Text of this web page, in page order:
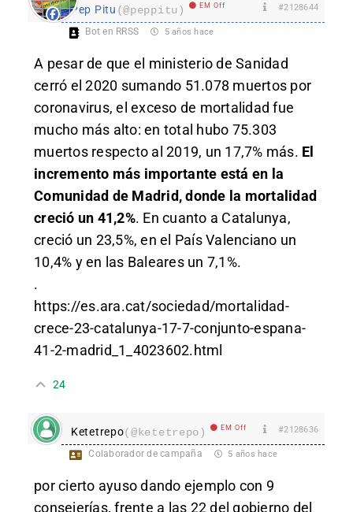
Pep Pitu (@peppitu) EM Off #2128644
Bot en RRSS 5 años hace
A pesar de que el ministerio de Sanidad
cerró el 2020 sumando 51.078 muertos por
coronavirus, el exceso de mortalidad fue
mucho más alto: en total hubo 75.303
muertos respecto al 2019, un 17,7% más. El
incremento más importante está en la
Comunidad de Madrid, donde la mortalidad
creció un 41,2%. En cuanto a Catalunya,
creció un 23,5%, en el País Valenciano un
10,4% y en las Baleares un 7,1%.
.
https://es.ara.cat/sociedad/mortalidad-
crece-23-catalunya-17-7-conjunto-espana-
41-2-madrid_1_4023602.html
24
Ketetrepo(@ketetrepo) EM Off #2128636
Colaborador de campaña 5 años hace
por cierto ayuso dando ejemplo con 9
consejerías, frente a las 22 del gobierno del